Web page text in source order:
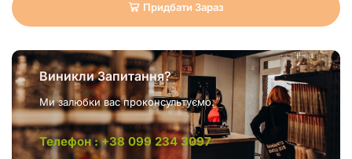
Придбати Зараз
Виникли Запитання?
Ми залюбки вас проконсультуємо.
Телефон : +38 099 234 3097